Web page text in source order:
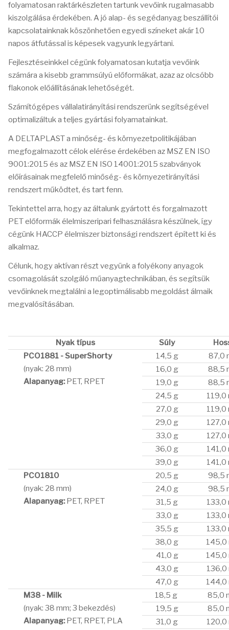
folyamatosan raktárkészleten tartunk vevőink rugalmasabb
kiszolgálása érdekében. A jó alap- és segédanyag beszállítói
kapcsolatainknak köszönhetően egyedi színeket akár 10
napos átfutással is képesek vagyunk legyártani.
Fejlesztéseinkkel cégünk folyamatosan kutatja vevőink
számára a kisebb grammsúlyú előformákat, azaz az olcsóbb
flakonok előállításának lehetőségét.
Számítógépes vállalatirányítási rendszerünk segítségével
optimalizáltuk a teljes gyártási folyamatainkat.
A DELTAPLAST a minőség- és környezetpolitikájában
megfogalmazott célok elérése érdekében az MSZ EN ISO
9001:2015 és az MSZ EN ISO 14001:2015 szabványok
előírásainak megfelelő minőség- és környezetirányítási
rendszert működtet, és tart fenn.
Tekintettel arra, hogy az általunk gyártott és forgalmazott
PET előformák élelmiszeripari felhasználásra készülnek, így
cégünk HACCP élelmiszer biztonsági rendszert épített ki és
alkalmaz.
Célunk, hogy aktívan részt vegyünk a folyékony anyagok
csomagolását szolgáló műanyagtechnikában, és segítsük
vevőinknek megtalálni a legoptimálisabb megoldást álmaik
megvalósításában.
Nyak típus Súly
PCO1881 - SuperShorty
(nyak: 28 mm)
Alapanyag:PET, RPET
14,5 g
87,0
16,0 g
88,5
19,0 g
88,5
24,5 g
119,0
27,0 g
119,0
29,0 g
127,0
33,0 g
127,0
36,0 g
141,0
39,0 g
141,0
PCO1810
(nyak: 28 mm)
Alapanyag:PET, RPET
20,5 g
98,5
24,0 g
98,5
31,5 g
133,0
33,0 g
133,0
35,5 g
133,0
38,0 g
145,0
41,0 g
145,0
43,0 g
136,0
47,0 g
144,0
M38 - Milk
(nyak: 38 mm; 3 bekezdés)
Alapanyag:PET, RPET, PLA
18,5 g
85,0
19,5 g
85,0
31,0 g
120,0